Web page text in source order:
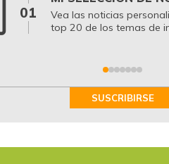
01
Vea las noticias
top 20 de los temas de
SUSCRIBIRSE